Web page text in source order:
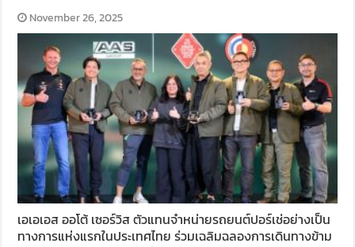
November 26, 2025
เอเอเอส ออโต้ เซอร์วิส ตัวแทนจำหน่ายรถยนต์ปอร์เช่อย่างเป็น
ทางการแห่งแรกในประเทศไทย ร่วมเฉลิมฉลองการเดินทางข้าม